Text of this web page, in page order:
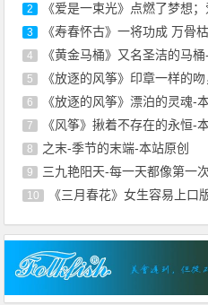
2 《爱是一束光》点燃了梦想
3 《寿春怀古》一将功成 万骨
4 《黄金马桶》又名圣洁的马
5 《放逐的风筝》印章一样的
6 《放逐的风筝》漂泊的灵魂-
7 《风筝》揪着不存在的永恒-
8 之末-季节的末端-本站原创
9 三九艳阳天-每一天都像第一
10 《三月春花》女生容易上口